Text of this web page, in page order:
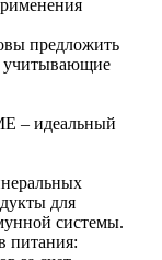
предложить
учитывающие
– идеальный
для
системы.
питания: